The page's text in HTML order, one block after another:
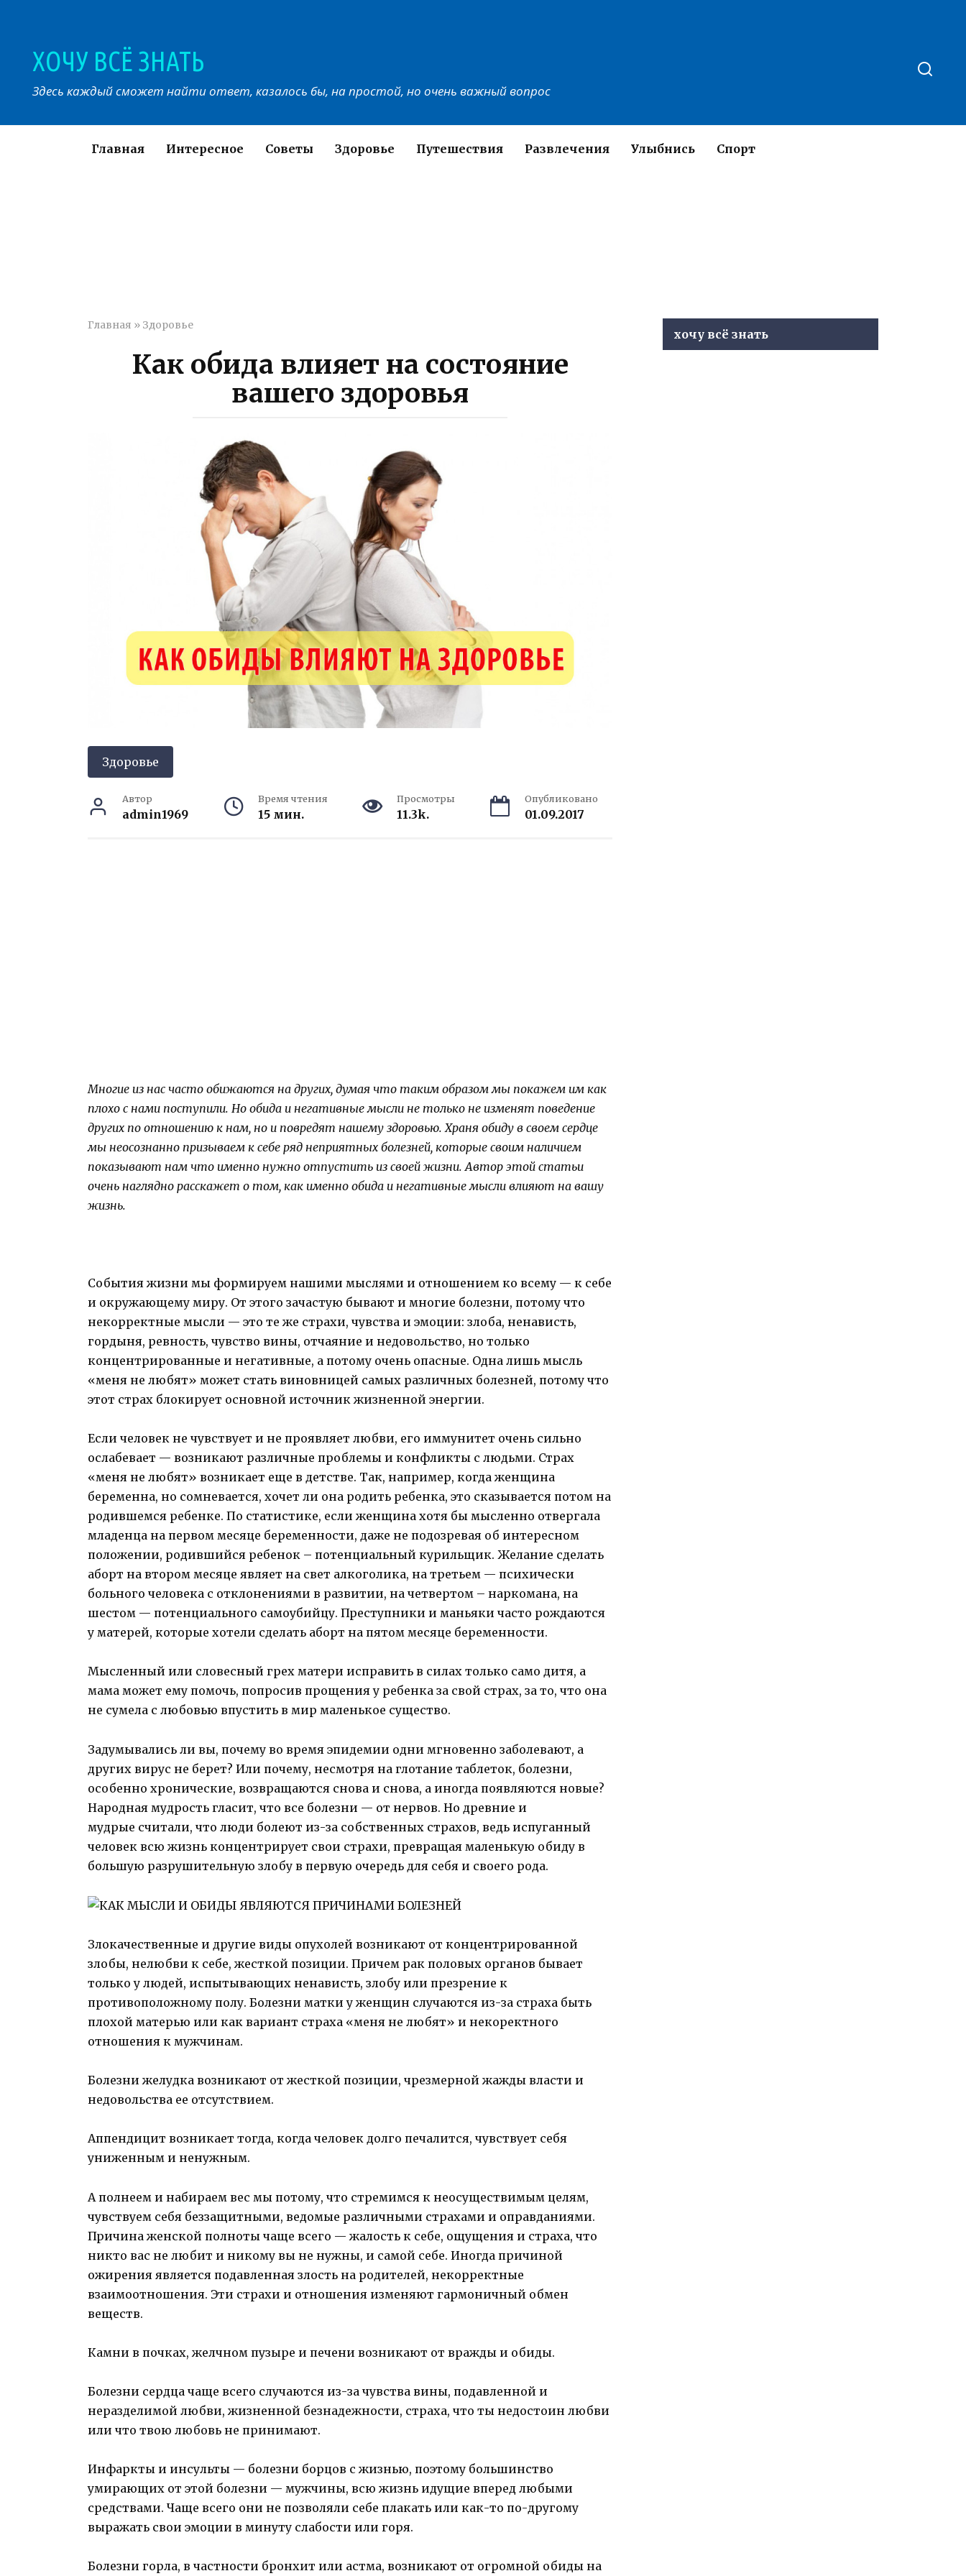
ХОЧУ ВСЁ ЗНАТЬ
Здесь каждый сможет найти ответ, казалось бы, на простой, но очень важный вопрос
Главная Интересное Советы Здоровье Путешествия Развлечения Улыбнись Спорт
Главная » Здоровье
Как обида влияет на состояние
вашего здоровья
Здоровье
Автор
admin1969
Время чтения
15 мин.
Просмотры
11.3k.
Опубликовано
01.09.2017
Многие из нас часто обижаются на других, думая что таким образом мы покажем им как
плохо с нами поступили. Но обида и негативные мысли не только не изменят поведение
других по отношению к нам, но и повредят нашему здоровью. Храня обиду в своем сердце
мы неосознанно призываем к себе ряд неприятных болезней, которые своим наличием
показывают нам что именно нужно отпустить из своей жизни. Автор этой статьи
очень наглядно расскажет о том, как именно обида и негативные мысли влияют на вашу
жизнь.
События жизни мы формируем нашими мыслями и отношением ко всему — к себе
и окружающему миру. От этого зачастую бывают и многие болезни, потому что
некорректные мысли — это те же страхи, чувства и эмоции: злоба, ненависть,
гордыня, ревность, чувство вины, отчаяние и недовольство, но только
концентрированные и негативные, а потому очень опасные. Одна лишь мысль
«меня не любят» может стать виновницей самых различных болезней, потому что
этот страх блокирует основной источник жизненной энергии.
Если человек не чувствует и не проявляет любви, его иммунитет очень сильно
ослабевает — возникают различные проблемы и конфликты с людьми. Страх
«меня не любят» возникает еще в детстве. Так, например, когда женщина
беременна, но сомневается, хочет ли она родить ребенка, это сказывается потом на
родившемся ребенке. По статистике, если женщина хотя бы мысленно отвергала
младенца на первом месяце беременности, даже не подозревая об интересном
положении, родившийся ребенок – потенциальный курильщик. Желание сделать
аборт на втором месяце являет на свет алкоголика, на третьем — психически
больного человека с отклонениями в развитии, на четвертом – наркомана, на
шестом — потенциального самоубийцу. Преступники и маньяки часто рождаются
у матерей, которые хотели сделать аборт на пятом месяце беременности.
Мысленный или словесный грех матери исправить в силах только само дитя, а
мама может ему помочь, попросив прощения у ребенка за свой страх, за то, что она
не сумела с любовью впустить в мир маленькое существо.
Задумывались ли вы, почему во время эпидемии одни мгновенно заболевают, а
других вирус не берет? Или почему, несмотря на глотание таблеток, болезни,
особенно хронические, возвращаются снова и снова, а иногда появляются новые?
Народная мудрость гласит, что все болезни — от нервов. Но древние и
мудрые считали, что люди болеют из-за собственных страхов, ведь испуганный
человек всю жизнь концентрирует свои страхи, превращая маленькую обиду в
большую разрушительную злобу в первую очередь для себя и своего рода.
Злокачественные и другие виды опухолей возникают от концентрированной
злобы, нелюбви к себе, жесткой позиции. Причем рак половых органов бывает
только у людей, испытывающих ненависть, злобу или презрение к
противоположному полу. Болезни матки у женщин случаются из-за страха быть
плохой матерью или как вариант страха «меня не любят» и некоректного
отношения к мужчинам.
Болезни желудка возникают от жесткой позиции, чрезмерной жажды власти и
недовольства ее отсутствием.
Аппендицит возникает тогда, когда человек долго печалится, чувствует себя
униженным и ненужным.
А полнеем и набираем вес мы потому, что стремимся к неосуществимым целям,
чувствуем себя беззащитными, ведомые различными страхами и оправданиями.
Причина женской полноты чаще всего — жалость к себе, ощущения и страха, что
никто вас не любит и никому вы не нужны, и самой себе. Иногда причиной
ожирения является подавленная злость на родителей, некорректные
взаимоотношения. Эти страхи и отношения изменяют гармоничный обмен
веществ.
Камни в почках, желчном пузыре и печени возникают от вражды и обиды.
Болезни сердца чаще всего случаются из-за чувства вины, подавленной и
неразделимой любви, жизненной безнадежности, страха, что ты недостоин любви
или что твою любовь не принимают.
Инфаркты и инсульты — болезни борцов с жизнью, поэтому большинство
умирающих от этой болезни — мужчины, всю жизнь идущие вперед любыми
средствами. Чаще всего они не позволяли себе плакать или как-то по-другому
выражать свои эмоции в минуту слабости или горя.
Болезни горла, в частности бронхит или астма, возникают от огромной обиды на
хочу всё знать